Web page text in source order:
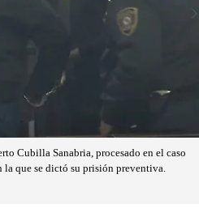
Cubilla Sanabria, procesado en el caso
la que se dictó su prisión preventiva.